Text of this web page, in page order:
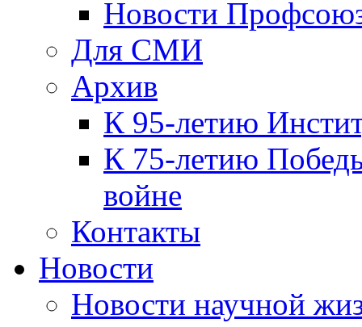
Новости
Для СМИ
Архив
К 95-летию
К 75-летию
войне
Контакты
Новости
Новости научной